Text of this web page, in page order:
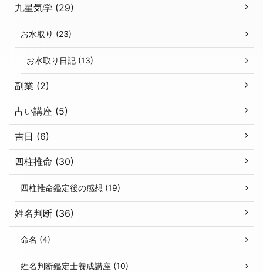
九星気学 (29)
お水取り (23)
お水取り日記 (13)
副業 (2)
占い講座 (5)
吉日 (6)
四柱推命 (30)
四柱推命鑑定後の感想 (19)
姓名判断 (36)
命名 (4)
姓名判断鑑定士養成講座 (10)